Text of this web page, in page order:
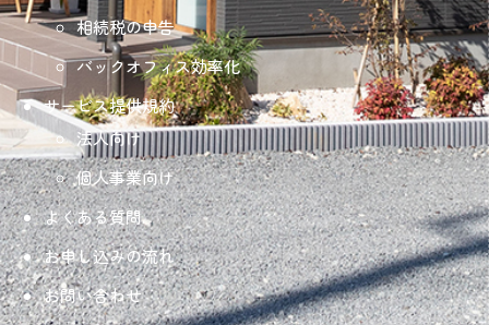
相続税の申告
バックオフィス効率化
サービス提供規約
法人向け
個人事業向け
よくある質問
お申し込みの流れ
お問い合わせ